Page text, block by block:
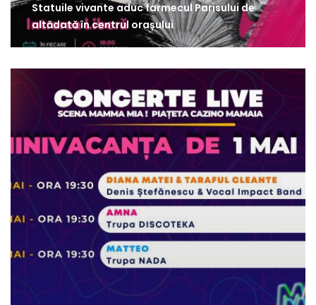
Statuile vivante aduc farmecul Parisului de
altădată în centrul orașului